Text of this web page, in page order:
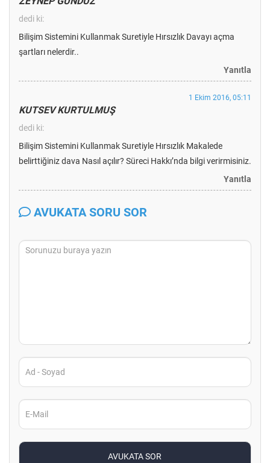
dedi ki:
Bilişim Sistemini Kullanmak Suretiyle Hırsızlık Davayı açma
şartları nelerdir..
Yanıtla
KUTSEV KURTULMUŞ
dedi ki:
1 Ekim 2016, 05:11
Bilişim Sistemini Kullanmak Suretiyle Hırsızlık Makalede
belirttiğiniz dava Nasıl açılır? Süreci Hakkı’nda bilgi verirmisiniz.
Yanıtla
AVUKATA SORU SOR